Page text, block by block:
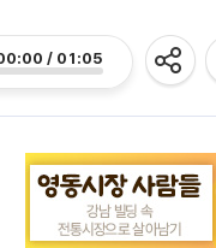
/ 01:05